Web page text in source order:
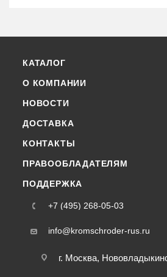
КАТАЛОГ
О КОМПАНИИ
НОВОСТИ
ДОСТАВКА
КОНТАКТЫ
ПРАВООБЛАДАТЕЛЯМ
ПОДДЕРЖКА
+7 (495) 268-05-03
info@kromschroder-rus.ru
г. Москва,